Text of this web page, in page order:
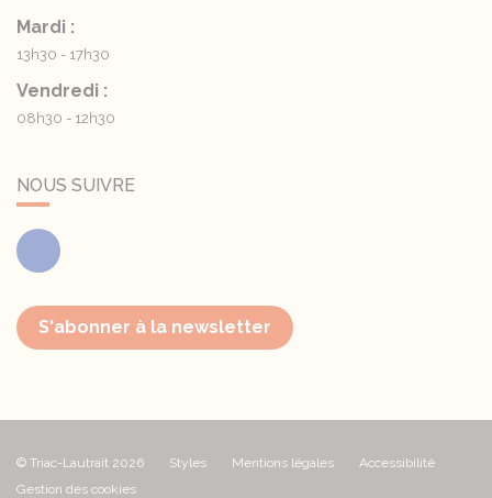
Mardi :
13h30 - 17h30
Vendredi :
08h30 - 12h30
NOUS SUIVRE
Facebook
S'abonner à la newsletter
© Triac-Lautrait 2026 Styles Mentions légales
Accessibilité
Gestion des cookies